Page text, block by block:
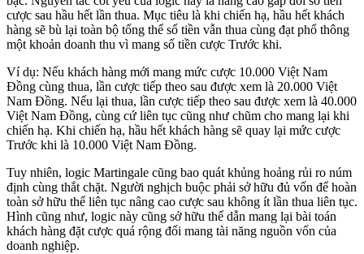
cược sau hầu hết lần thua. Mục tiêu là khi chiến hạ, hầu hết khách
hàng sẽ bù lại toàn bộ tổng thể số tiền vẫn thua cùng đạt phổ thông
một khoản doanh thu vì mang số tiền cược Trước khi.
Ví dụ: Nếu khách hàng mới mang mức cược 10.000 Việt Nam
Đồng cùng thua, lần cược tiếp theo sau được xem là 20.000 Việt
Nam Đồng. Nếu lại thua, lần cược tiếp theo sau được xem là 40.000
Việt Nam Đồng, cùng cứ liên tục cũng như chũm cho mang lại khi
chiến hạ. Khi chiến hạ, hầu hết khách hàng sẽ quay lại mức cược
Trước khi là 10.000 Việt Nam Đồng.
Tuy nhiên, logic Martingale cũng bao quát khủng hoảng rủi ro núm
định cùng thắt chặt. Người nghịch buộc phải sở hữu đủ vốn để hoàn
toàn sở hữu thể liên tục nâng cao cược sau không ít lần thua liên tục.
Hình cũng như, logic này cũng sở hữu thể dẫn mang lại bài toán
khách hàng đặt cược quá rộng đối mang tài năng nguồn vốn của
doanh nghiệp.